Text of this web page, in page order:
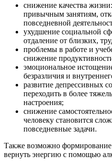
снижение качества
привычным занятиям,
повседневной
ухудшение социальной
отдаление от близких,
проблемы в работе и
снижение
эмоциональное
безразличия и
развитие депрессивных
переходить в более
настроения;
снижение
человеку становится
повседневные задачи.
Также возможно
вернуть энергию с помощью